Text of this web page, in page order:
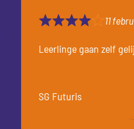
11
Leerlinge gaan zelf
SG Futuris